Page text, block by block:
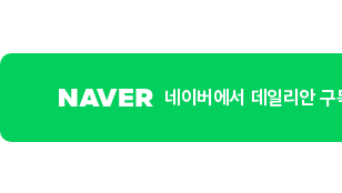
네이버에서 데일리안 구